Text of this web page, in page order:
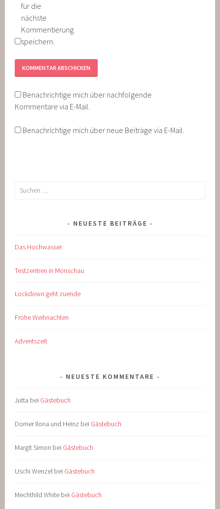
für die
nächste
Kommentierung
speichern.
Benachrichtige mich über nachfolgende
Kommentare via E-Mail.
Benachrichtige mich über neue Beiträge via E-Mail.
Suche
NEUESTE BEITRÄGE
Das Hochwasser
Testzentren in Monschau
Lockdown geht zuende
Frohe Weihnachten
Adventszeit
NEUESTE KOMMENTARE
Jutta bei Gästebuch
Domer Ilona und Heinz bei Gästebuch
Margit Simon bei Gästebuch
Uschi Wenzel bei Gästebuch
Mechthild White bei Gästebuch